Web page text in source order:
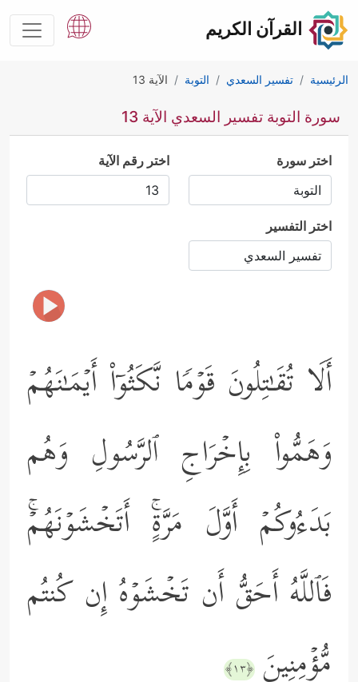
القرآن الكريم
الرئيسية تفسير السعدي التوبة الآية 13
سورة التوبة تفسير السعدي الآية 13
اختر سورة اختر رقم الآية
اختر التفسير
أَلَا تُقَـٰتِلُونَ قَوۡمࣰا نَّكَثُوۤاْ أَیۡمَـٰنَهُمۡ
وَهَمُّواْ بِإِخۡرَاجِ ٱلرَّسُولِ وَهُم
بَدَءُوكُمۡ أَوَّلَ مَرَّةٍۚ أَتَخۡشَوۡنَهُمۡۚ
فَٱللَّهُ أَحَقُّ أَن تَخۡشَوۡهُ إِن كُنتُم
مُّؤۡمِنِینَ ﴿١٣﴾